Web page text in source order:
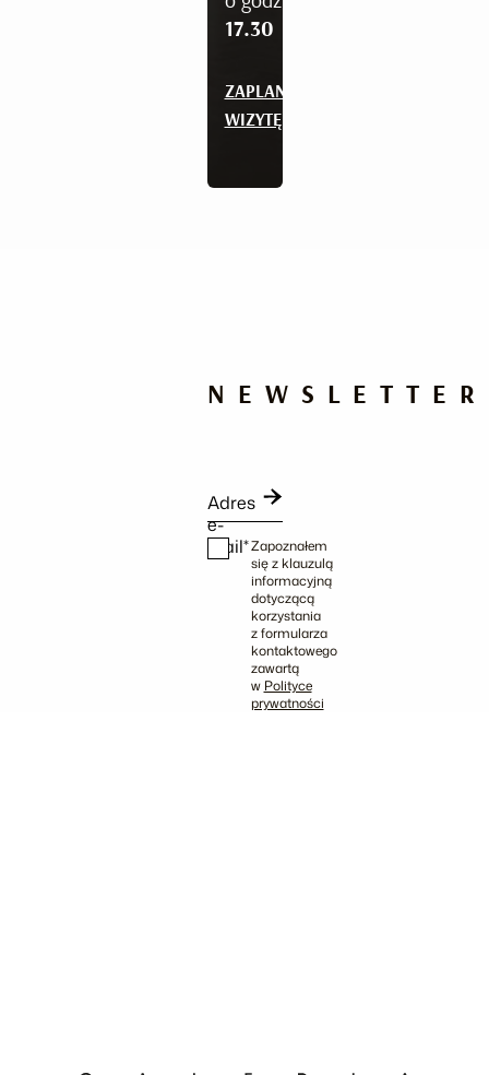
17.30
ZAPLANUJ
WIZYTĘ
NEWSLETTER
Adres
e-
mail*Zapoznałem
się z klauzulą
informacyjną
dotyczącą
korzystania
z formularza
kontaktowego
zawartą
w Polityce
prywatności